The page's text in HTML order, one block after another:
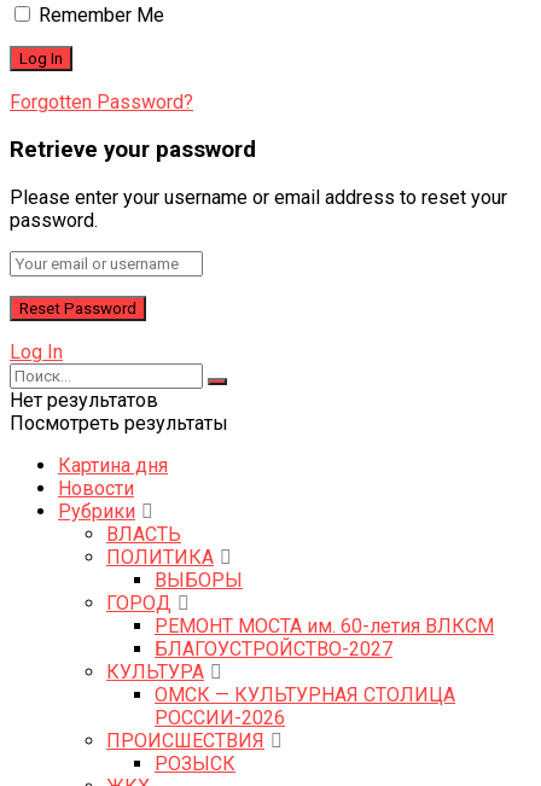
Remember Me
Forgotten Password?
Retrieve your password
Please enter your username or email address to reset your
password.
Log In
Нет результатов
Посмотреть результаты
Картина дня
Новости
Рубрики
ВЛАСТЬ
ПОЛИТИКА
ВЫБОРЫ
ГОРОД
РЕМОНТ МОСТА им. 60-летия ВЛКСМ
БЛАГОУСТРОЙСТВО-2027
КУЛЬТУРА
ОМСК — КУЛЬТУРНАЯ СТОЛИЦА
РОССИИ-2026
ПРОИСШЕСТВИЯ
РОЗЫСК